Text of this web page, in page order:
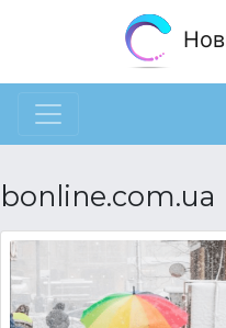
bonline.com.ua